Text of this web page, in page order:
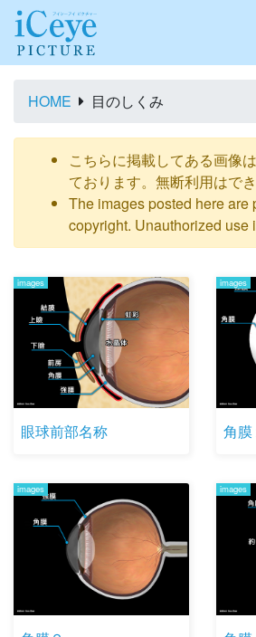
HOME 目のしくみ
こちらに掲載してある画像
ております。無断利用はでき
The images posted here are
copyright. Unauthorized use
images
眼球前部名称
images
角膜
images images